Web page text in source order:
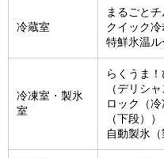
冷蔵室
まるごとチ
クイック冷
特鮮氷温ル
冷凍室・製氷
室
らくうま
（デリシ
ロック（
（下段））
自動製氷